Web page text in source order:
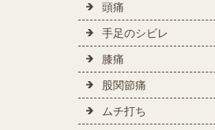
頭痛
手足のシビレ
膝痛
股関節痛
ムチ打ち